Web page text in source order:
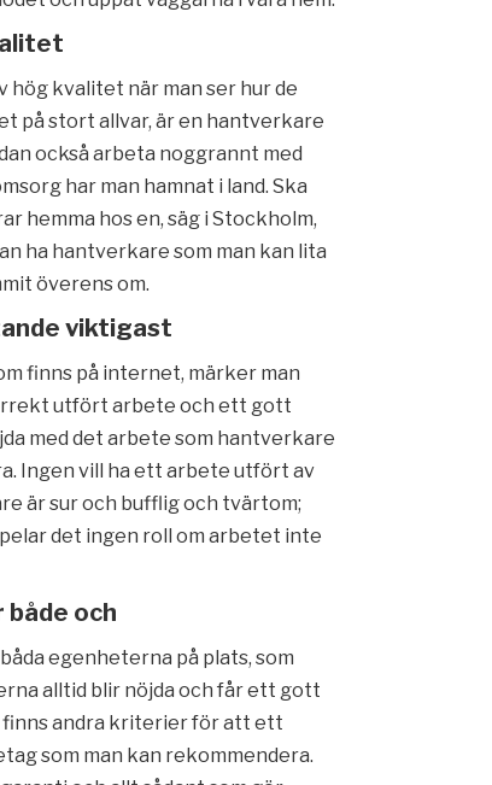
hög kvalitet när man ser hur de
på stort allvar, är en hantverkare
också arbeta noggrannt med
har man hamnat i land. Ska
hemma hos en, säg i Stockholm,
ha hantverkare som man kan lita
överens om.
viktigast
finns på internet, märker man
utfört arbete och ett gott
med det arbete som hantverkare
Ingen vill ha ett arbete utfört av
är sur och bufflig och tvärtom;
det ingen roll om arbetet inte
och
egenheterna på plats, som
alltid blir nöjda och får ett gott
finns andra kriterier för att ett
som man kan rekommendera.